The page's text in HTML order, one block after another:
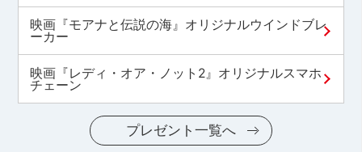
映画『モアナと伝説の海』オリジナルウインドブレ
ーカー
映画『レディ・オア・ノット2』オリジナルスマホ
チェーン
プレゼント一覧へ